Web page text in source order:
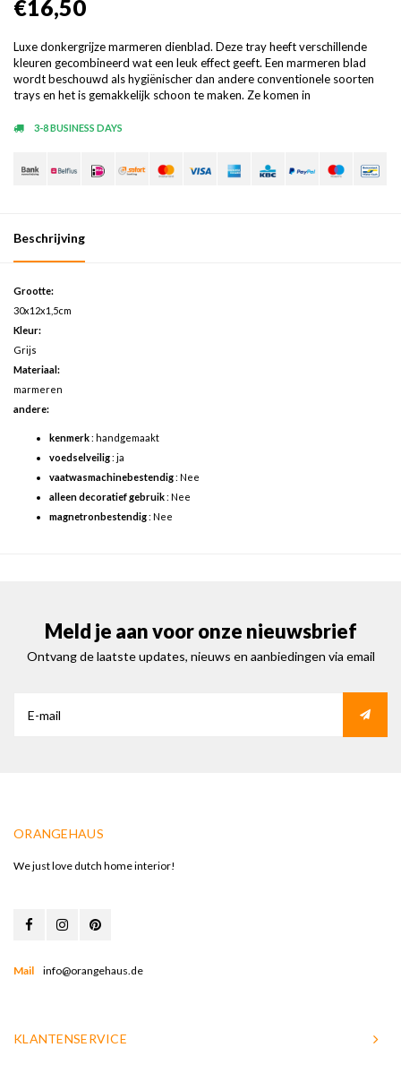
€16,50
Luxe donkergrijze marmeren dienblad. Deze tray heeft verschillende
kleuren gecombineerd wat een leuk effect geeft. Een marmeren blad
wordt beschouwd als hygiënischer dan andere conventionele soorten
trays en het is gemakkelijk schoon te maken. Ze komen in
3-8 BUSINESS DAYS
Beschrijving
Grootte:
30x12x1,5cm
Kleur:
Grijs
Materiaal:
marmeren
andere:
kenmerk: handgemaakt
voedselveilig: ja
vaatwasmachinebestendig: Nee
alleen decoratief gebruik: Nee
magnetronbestendig: Nee
Meld je aan voor onze nieuwsbrief
Ontvang de laatste updates, nieuws en aanbiedingen via email
ORANGEHAUS
We just love dutch home interior!
Mail info@orangehaus.de
KLANTENSERVICE